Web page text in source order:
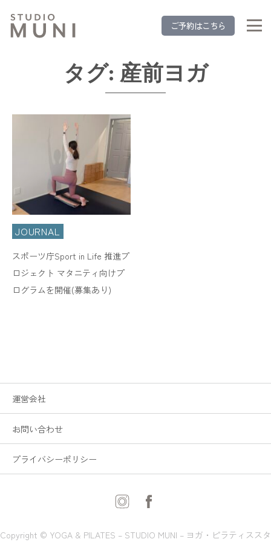
ご予約はこちら
タグ: 産前ヨガ
JOURNAL
スポーツ庁Sport in Life 推進プ
ロジェクト マタニティ向けプ
ログラムを開催(募集あり)
運営会社
お問い合わせ
プライバシーポリシー
Copyright © YOGA & PILATES – STUDIO MUNI – ヨガ・ピラティススタ